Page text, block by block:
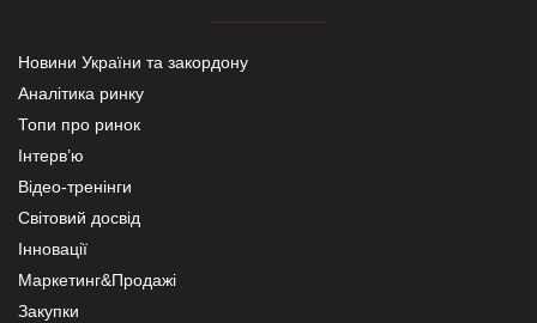
Новини України та закордону
Аналітика ринку
Топи про ринок
Інтерв’ю
Відео-тренінги
Світовий досвід
Інновації
Маркетинг&Продажі
Закупки